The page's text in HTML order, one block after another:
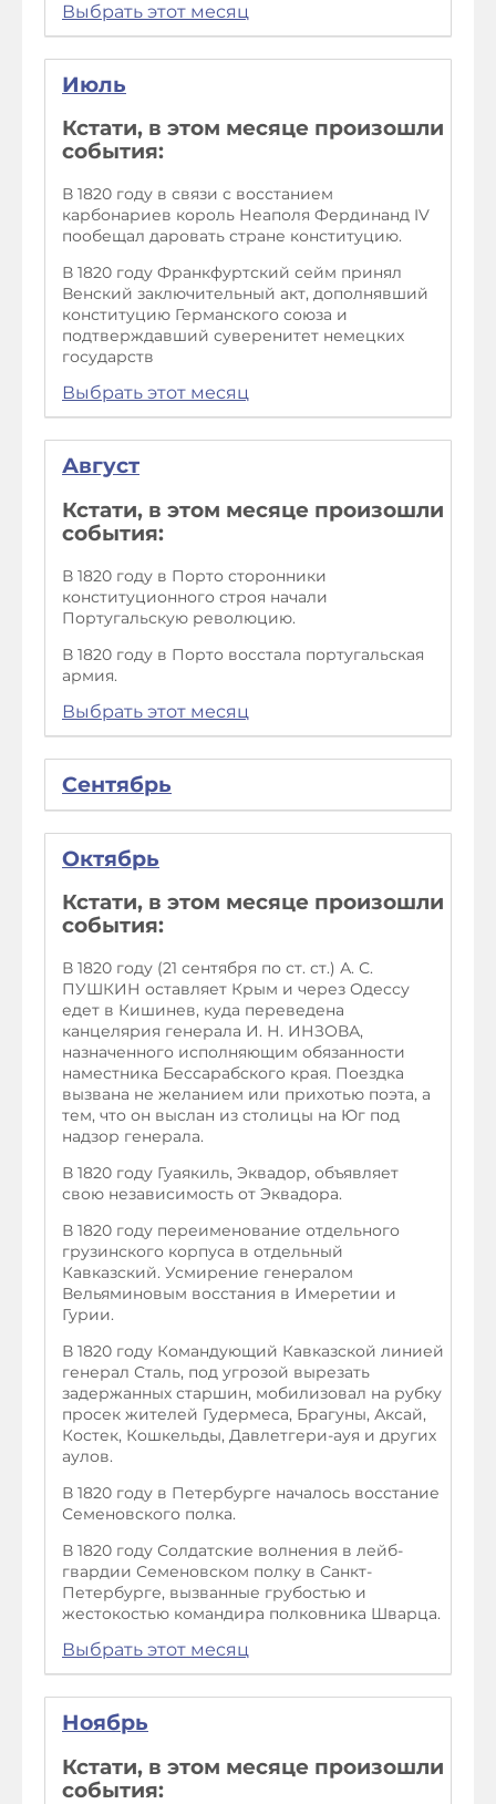
Выбрать этот месяц
Июль
Кстати, в этом месяце произошли
события:
В 1820 году в связи с восстанием
карбонариев король Неаполя Фердинанд IV
пообещал даровать стране конституцию.
В 1820 году Франкфуртский сейм принял
Венский заключительный акт, дополнявший
конституцию Германского союза и
подтверждавший суверенитет немецких
государств
Выбрать этот месяц
Август
Кстати, в этом месяце произошли
события:
В 1820 году в Порто сторонники
конституционного строя начали
Португальскую революцию.
В 1820 году в Порто восстала португальская
армия.
Выбрать этот месяц
Сентябрь
Октябрь
Кстати, в этом месяце произошли
события:
В 1820 году (21 сентября по ст. ст.) А. С.
ПУШКИН оставляет Крым и через Одессу
едет в Кишинев, куда переведена
канцелярия генерала И. Н. ИНЗОВА,
назначенного исполняющим обязанности
наместника Бессарабского края. Поездка
вызвана не желанием или прихотью поэта, а
тем, что он выслан из столицы на Юг под
надзор генерала.
В 1820 году Гуаякиль, Эквадор, объявляет
свою независимость от Эквадора.
В 1820 году переименование отдельного
грузинского корпуса в отдельный
Кавказский. Усмирение генералом
Вельяминовым восстания в Имеретии и
Гурии.
В 1820 году Командующий Кавказской линией
генерал Сталь, под угрозой вырезать
задержанных старшин, мобилизовал на рубку
просек жителей Гудермеса, Брагуны, Аксай,
Костек, Кошкельды, Давлетгери-ауя и других
аулов.
В 1820 году в Петербурге началось восстание
Семеновского полка.
В 1820 году Солдатские волнения в лейб-
гвардии Семеновском полку в Санкт-
Петербурге, вызванные грубостью и
жестокостью командира полковника Шварца.
Выбрать этот месяц
Ноябрь
Кстати, в этом месяце произошли
события: